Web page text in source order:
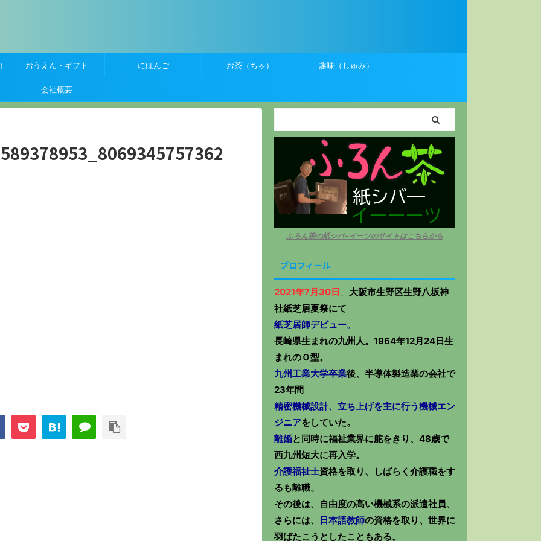
おうえん・ギフト にほんご お茶（ちゃ） 趣味（しゅみ）
会社概要
ふろん茶の紙シバ−イーツのサイトはこちらから
プロフィール
2021年7月30日 、 大阪市生野区生野八坂神
社紙芝居夏祭にて
紙芝居師デビュー。
長崎県生まれの九州人。1964年12月24日生
まれのＯ型。
九州工業大学卒業後、半導体製造業の会社で
23年間
精密機械設計、立ち上げを主に行う機械エン
ジニアをしていた。
離婚と同時に福祉業界に舵をきり、48歳で
西九州短大に再入学。
介護福祉士資格を取り、しばらく介護職をす
るも離職。
その後は、自由度の高い機械系の派遣社員、
さらには、
日本語教師の資格を取り、世界に
羽ばたこうとしたこともある。